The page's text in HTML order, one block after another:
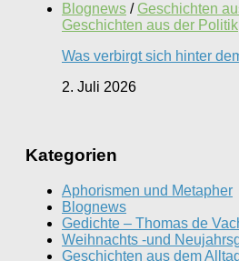
Blognews / Geschichten
Geschichten aus der Politik
Was verbirgt sich hinter
2. Juli 2026
Kategorien
Aphorismen und Metapher
Blognews
Gedichte – Thomas de
Weihnachts -und
Geschichten aus dem